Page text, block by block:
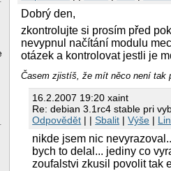
Dobrý den,
zkontrolujte si prosím před
nevypnul načítání modulu
otázek a kontrolovat jestli je
Časem zjistíš, že mít něco není tak
16.2.2007 19:20 xaint
Re: debian 3.1rc4 stable pri
Odpovědět | |Sbalit |Výše |
nikde jsem nic
bych to delal... jediny co
zoufalstvi zkusil povolit tak